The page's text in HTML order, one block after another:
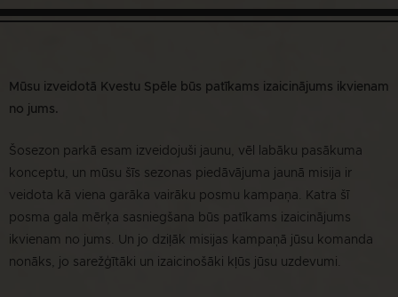
Mūsu izveidotā Kvestu Spēle būs patīkams izaicinājums ikvienam
no jums.
Šosezon parkā esam izveidojuši jaunu, vēl labāku pasākuma
konceptu, un mūsu šīs sezonas piedāvājuma jaunā misija ir
veidota kā viena garāka vairāku posmu kampaņa. Katra šī
posma gala mērķa sasniegšana būs patīkams izaicinājums
ikvienam no jums. Un jo dziļāk misijas kampaņā jūsu komanda
nonāks, jo sarežģītāki un izaicinošāki kļūs jūsu uzdevumi.